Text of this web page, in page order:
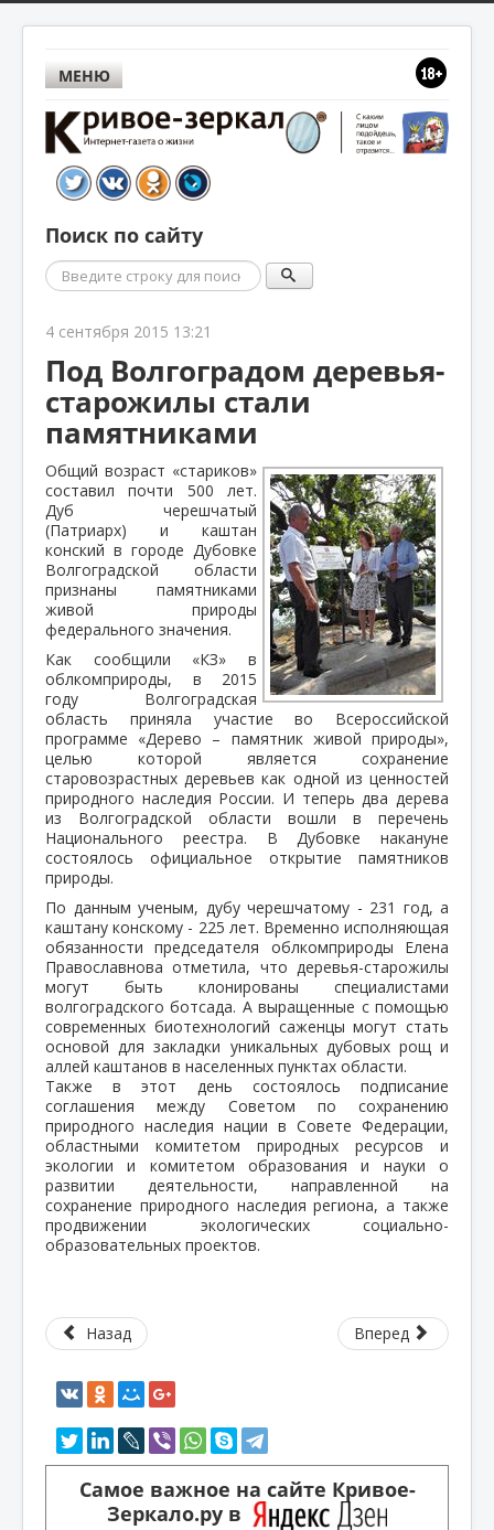
МЕНЮ
Поиск по сайту
Поиск
4 сентября 2015 13:21
Под Волгоградом деревья-
старожилы стали
памятниками
Общий возраст «стариков»
составил почти 500 лет.
Дуб черешчатый
(Патриарх) и каштан
конский в городе Дубовке
Волгоградской области
признаны памятниками
живой природы
федерального значения.
Как сообщили «КЗ» в
облкомприроды, в 2015
году Волгоградская
область приняла участие во Всероссийской
программе «Дерево – памятник живой природы»,
целью которой является сохранение
старовозрастных деревьев как одной из ценностей
природного наследия России. И теперь два дерева
из Волгоградской области вошли в перечень
Национального реестра. В Дубовке накануне
состоялось официальное открытие памятников
природы.
По данным ученым, дубу черешчатому - 231 год, а
каштану конскому - 225 лет. Временно исполняющая
обязанности председателя облкомприроды Елена
Православнова отметила, что деревья-старожилы
могут быть клонированы специалистами
волгоградского ботсада. А выращенные с помощью
современных биотехнологий саженцы могут стать
основой для закладки уникальных дубовых рощ и
аллей каштанов в населенных пунктах области.
Также в этот день состоялось подписание
соглашения между Советом по сохранению
природного наследия нации в Совете Федерации,
областными комитетом природных ресурсов и
экологии и комитетом образования и науки о
развитии деятельности, направленной на
сохранение природного наследия региона, а также
продвижении экологических социально-
образовательных проектов.
Назад Вперед
Самое важное на сайте Кривое-
Зеркало.ру в